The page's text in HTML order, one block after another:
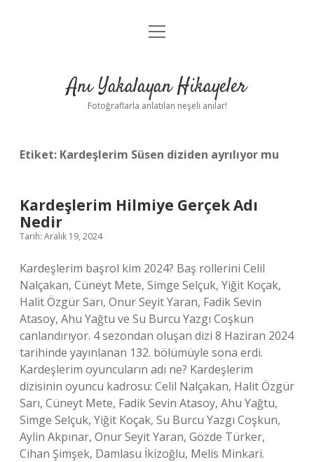
Anasayfa
Yasal Uyarı
menüyü
Anı Yakalayan Hikayeler
Fotoğraflarla anlatılan neşeli anılar!
Etiket: Kardeşlerim Süsen diziden ayrılıyor mu
Kardeşlerim Hilmiye Gerçek Adı
Nedir
Tarih: Aralık 19, 2024
Kardeşlerim başrol kim 2024? Baş rollerini Celil
Nalçakan, Cüneyt Mete, Simge Selçuk, Yiğit Koçak,
Halit Özgür Sarı, Onur Seyit Yaran, Fadik Sevin
Atasoy, Ahu Yağtu ve Su Burcu Yazgı Coşkun
canlandırıyor. 4 sezondan oluşan dizi 8 Haziran 2024
tarihinde yayınlanan 132. bölümüyle sona erdi.
Kardeşlerim oyuncuların adı ne? Kardeşlerim
dizisinin oyuncu kadrosu: Celil Nalçakan, Halit Özgür
Sarı, Cüneyt Mete, Fadik Sevin Atasoy, Ahu Yağtu,
Simge Selçuk, Yiğit Koçak, Su Burcu Yazgı Coşkun,
Aylin Akpınar, Onur Seyit Yaran, Gözde Türker,
Cihan Şimşek, Damlasu İkizoğlu, Melis Minkari.